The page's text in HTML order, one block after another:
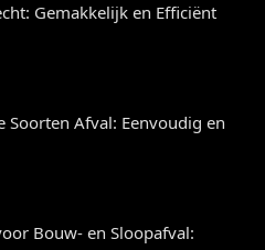
Gemakkelijk en Efficiënt
Afval: Eenvoudig en
Bouw- en Sloopafval: